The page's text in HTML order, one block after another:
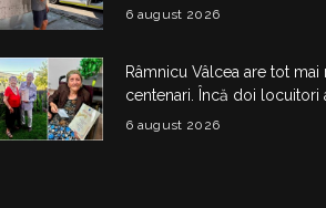
obiecte și substanțe
6 august 2026
Râmnicu Vâlcea are tot mai
centenari. Încă doi locuitori
împlinit 100 de ani în doar
6 august 2026